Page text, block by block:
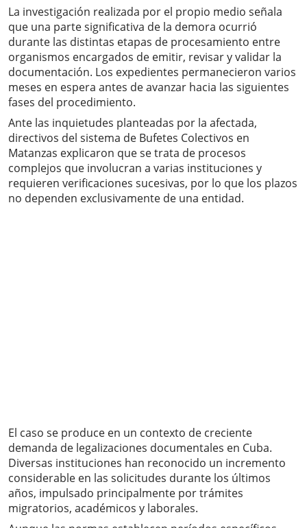
La investigación realizada por el propio medio señala
que una parte significativa de la demora ocurrió
durante las distintas etapas de procesamiento entre
organismos encargados de emitir, revisar y validar la
documentación. Los expedientes permanecieron varios
meses en espera antes de avanzar hacia las siguientes
fases del procedimiento.
Ante las inquietudes planteadas por la afectada,
directivos del sistema de Bufetes Colectivos en
Matanzas explicaron que se trata de procesos
complejos que involucran a varias instituciones y
requieren verificaciones sucesivas, por lo que los plazos
no dependen exclusivamente de una entidad.
El caso se produce en un contexto de creciente
demanda de legalizaciones documentales en Cuba.
Diversas instituciones han reconocido un incremento
considerable en las solicitudes durante los últimos
años, impulsado principalmente por trámites
migratorios, académicos y laborales.